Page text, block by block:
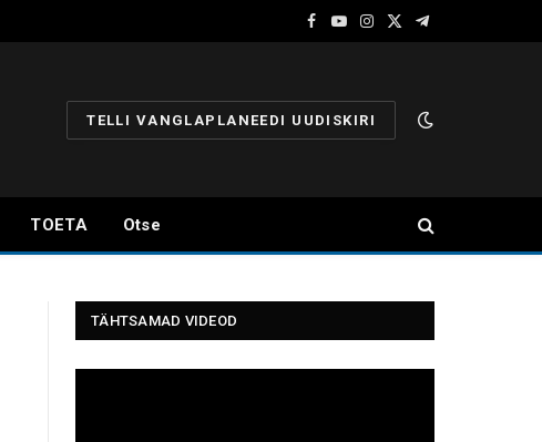
Facebook
YouTube
Instagram
X
Telegram
TELLI VANGLAPLANEEDI UUDISKIRI
TOETA Otse
TÄHTSAMAD VIDEOD